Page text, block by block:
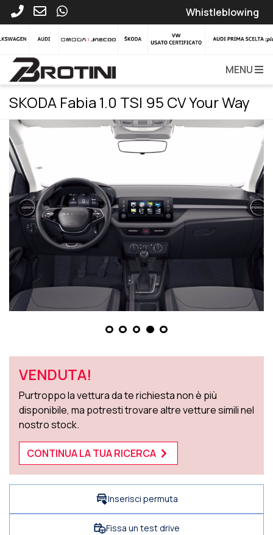
Whistleblowing
MENU
SKODA Fabia 1.0 TSI 95 CV Your Way
VENDUTA!
Purtroppo la vettura da te richiesta non è più
disponibile, ma potresti trovare altre vetture simili nel
nostro stock.
CONTINUA LA TUA RICERCA
Inserisci permuta
Fissa un test drive